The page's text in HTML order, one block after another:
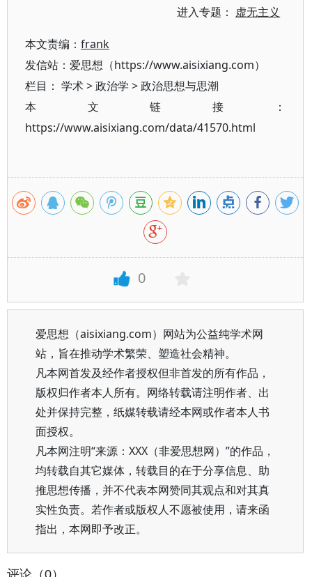
进入专题： 虚无主义
本文责编： frank
发信站：爱思想（https://www.aisixiang.com）
栏目： 学术>政治学 >政治思想与思潮
本文链接：
https://www.aisixiang.com/data/41570.html
0
爱思想（aisixiang.com）网站为公益纯学术网
站，旨在推动学术繁荣、塑造社会精神。
凡本网首发及经作者授权但非首发的所有作品，
版权归作者本人所有。网络转载请注明作者、出
处并保持完整，纸媒转载请经本网或作者本人书
面授权。
凡本网注明“来源：XXX（非爱思想网）”的作品，
均转载自其它媒体，转载目的在于分享信息、助
推思想传播，并不代表本网赞同其观点和对其真
实性负责。若作者或版权人不愿被使用，请来函
指出，本网即予改正。
评论（0）